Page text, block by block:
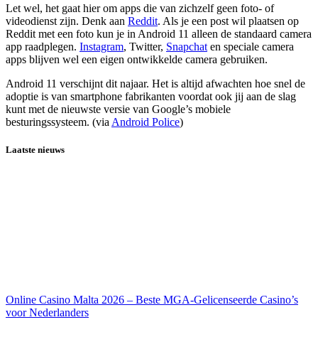
Let wel, het gaat hier om apps die van zichzelf geen foto- of
videodienst zijn. Denk aan Reddit. Als je een post wil plaatsen op
Reddit met een foto kun je in Android 11 alleen de standaard camera
app raadplegen. Instagram, Twitter, Snapchat en speciale camera
apps blijven wel een eigen ontwikkelde camera gebruiken.
Android 11 verschijnt dit najaar. Het is altijd afwachten hoe snel de
adoptie is van smartphone fabrikanten voordat ook jij aan de slag
kunt met de nieuwste versie van Google’s mobiele
besturingssysteem. (via Android Police)
Laatste nieuws
Online Casino Malta 2026 – Beste MGA-Gelicenseerde Casino’s
voor Nederlanders